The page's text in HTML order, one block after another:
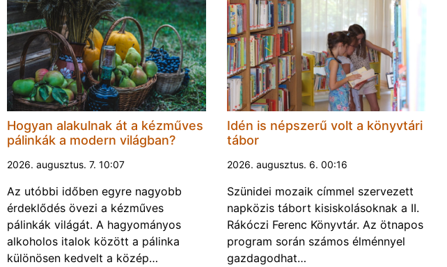
Hogyan alakulnak át a kézműves
pálinkák a modern világban?
2026. augusztus. 7. 10:07
Az utóbbi időben egyre nagyobb
érdeklődés övezi a kézműves
pálinkák világát. A hagyományos
alkoholos italok között a pálinka
különösen kedvelt a közép…
Idén is népszerű volt a könyvtári
tábor
2026. augusztus. 6. 00:16
Szünidei mozaik címmel szervezett
napközis tábort kisiskolásoknak a II.
Rákóczi Ferenc Könyvtár. Az ötnapos
program során számos élménnyel
gazdagodhat…